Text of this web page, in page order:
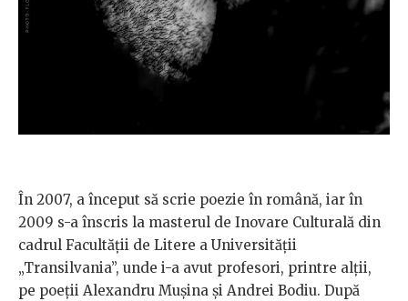
În 2007, a început să scrie poezie în română, iar în
2009 s-a înscris la masterul de Inovare Culturală din
cadrul Facultății de Litere a Universității
„Transilvania”, unde i-a avut profesori, printre alții,
pe poeții Alexandru Mușina și Andrei Bodiu. După